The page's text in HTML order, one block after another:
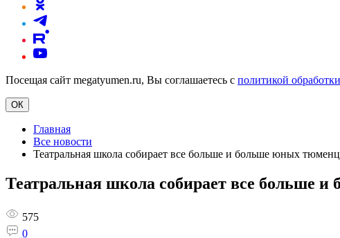
Посещая сайт megatyumen.ru, Вы соглашаетесь с политикой
ОК
Главная
Все новости
Театральная школа собирает все больше и больше юных
Театральная школа собирает все больше
575
0